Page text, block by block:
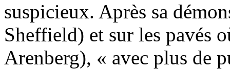
suspicieux. Après sa
Sheffield) et sur les pavés
Arenberg), « avec plus de